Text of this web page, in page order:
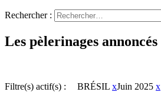
Rechercher :
Les pèlerinages annoncés
Filtre(s) actif(s) : BRÉSIL xJuin 2025 x